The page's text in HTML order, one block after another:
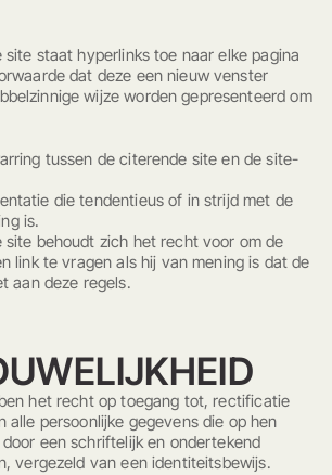
29 58 56 29
site staat hyperlinks toe naar elke pagina
dat deze een nieuw venster
wijze worden gepresenteerd om
tussen de citerende site en de site-
die tendentieus of in strijd met de
is.
site behoudt zich het recht voor om de
link te vragen als hij van mening is dat de
aan deze regels.
het recht op toegang tot, rectificatie
alle persoonlijke gegevens die op hen
een schriftelijk en ondertekend
vergezeld van een identiteitsbewijs.